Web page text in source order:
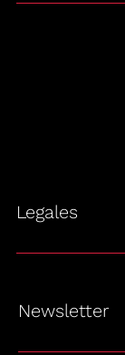
Legales
Newsletter